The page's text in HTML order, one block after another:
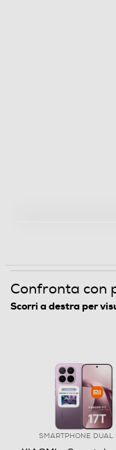
Memoria
Capacità di
Capacità RAM - MB
12288
Connessioni
Confronta con
Scorri a destra per
SMARTPHONE DUAL